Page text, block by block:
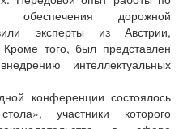
обеспечения дорожной
эксперты из Австрии,
того, был представлен
интеллектуальных
конференции состоялось
участники которого